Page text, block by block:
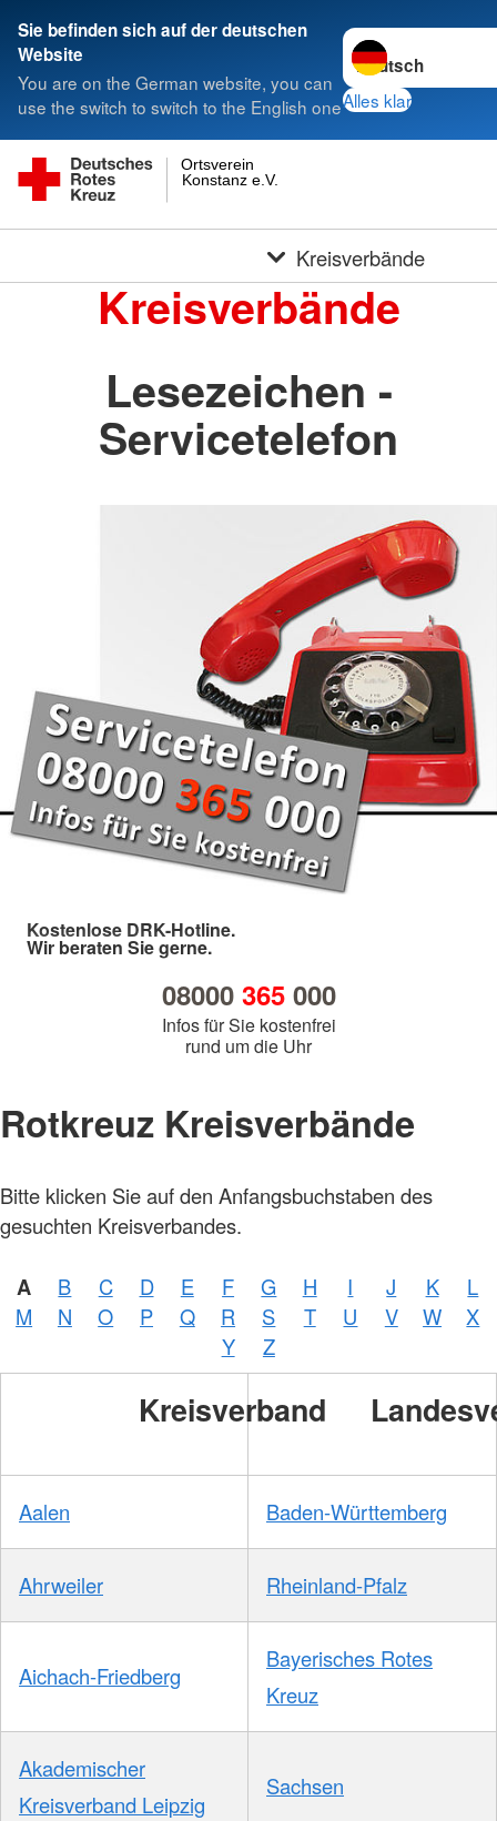
Sie befinden sich auf der deutschen
Website
You are on the German website, you can
use the switch to switch to the English one
Sprache wechseln
Alles klar
Konstanz e.V.
Ortsverein
Kreisverbände
Kreisverbände
Lesezeichen -
Servicetelefon
Kostenlose DRK-Hotline.
Wir beraten Sie gerne.
08000 365000
Infos für Sie kostenfrei
rund um die Uhr
Rotkreuz Kreisverbände
Bitte klicken Sie auf den Anfangsbuchstaben des
gesuchten Kreisverbandes.
A B C D E F G H I J K
L
M
N O P Q R S T U V W
X
Y
Z
Kreisverband
Aalen Baden-Württemberg
Ahrweiler Rheinland-Pfalz
Aichach-Friedberg
Bayerisches Rotes
Kreuz
Akademischer
Kreisverband Leipzig
Sachsen